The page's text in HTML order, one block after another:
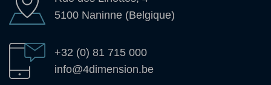
5100 Naninne (Belgique)
+32 (0) 81 715 000
info@4dimension.be